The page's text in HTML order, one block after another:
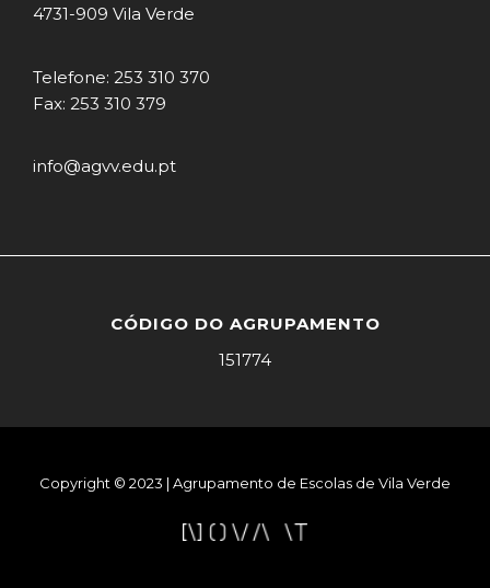
4731-909 Vila Verde
Telefone: 253 310 370
Fax: 253 310 379
info@agvv.edu.pt
CÓDIGO DO AGRUPAMENTO
151774
Copyright © 2023 | Agrupamento de Escolas de Vila Verde